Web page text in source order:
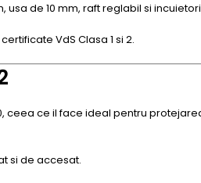
usa de 10 mm, raft reglabil si
VdS Clasa 1 si 2.
ceea ce il face ideal pentru
si de accesat.